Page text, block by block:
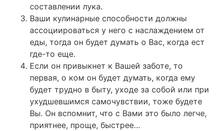
составлении лука.
Ваши кулинарные способности должны
ассоциироваться у него с наслаждением от
еды, тогда он будет думать о Вас, когда ест
где-то еще.
Если он привыкнет к Вашей заботе, то
первая, о ком он будет думать, когда ему
будет трудно в быту, уходе за собой или при
ухудшевшимся самочувствии, тоже будете
Вы. Он вспомнит, что с Вами это было легче,
приятнее, проще, быстрее…